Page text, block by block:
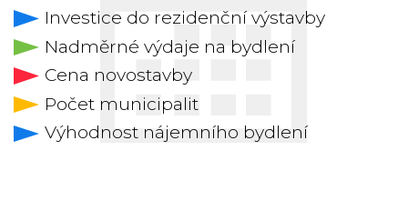
Investice do rezidenční výstavby
Nadměrné výdaje na bydlení
Cena novostavby
Počet municipalit
Výhodnost nájemního bydlení